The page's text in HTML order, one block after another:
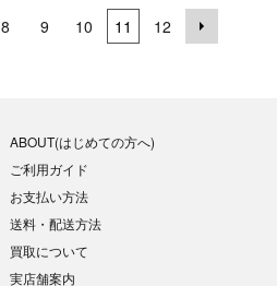
8 9 10 11 12
ABOUT(はじめての方へ)
ご利用ガイド
お支払い方法
送料・配送方法
買取について
実店舗案内